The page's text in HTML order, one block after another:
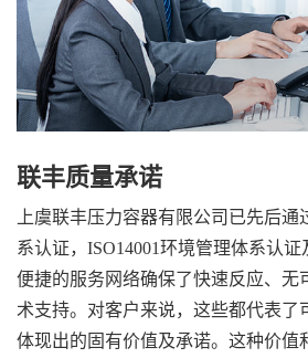
联丰质量承诺
上虞联丰压力容器有限公司已先后通
系认证，ISO14001环境管理体系认证
便捷的服务网络确保了快速反应、无
术支持。对客户来说，这些都代表了
体现出的固有价值及承诺。这种价值